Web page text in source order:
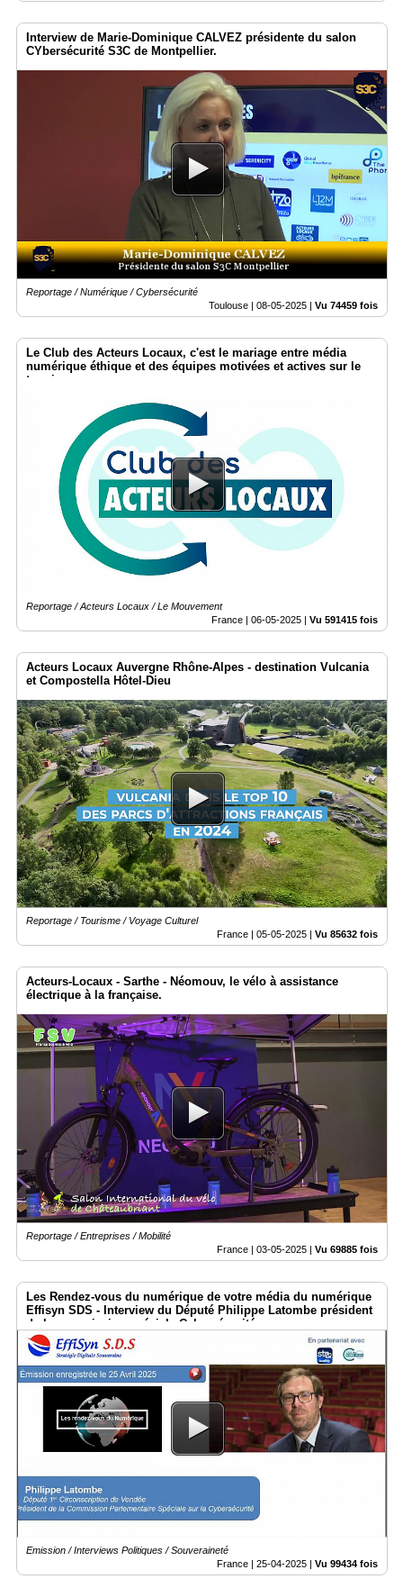
Interview de Marie-Dominique CALVEZ présidente du salon
CYbersécurité S3C de Montpellier.
Reportage / Numérique / Cybersécurité
Toulouse | 08-05-2025 | Vu 74459 fois
Le Club des Acteurs Locaux, c'est le mariage entre média
numérique éthique et des équipes motivées et actives sur le
terrain.
Reportage / Acteurs Locaux / Le Mouvement
France | 06-05-2025 | Vu 591415 fois
Acteurs Locaux Auvergne Rhône-Alpes - destination Vulcania
et Compostella Hôtel-Dieu
Reportage / Tourisme / Voyage Culturel
France | 05-05-2025 Vu 85632 fois
Acteurs-Locaux - Sarthe - Néomouv, le vélo à assistance
électrique à la française.
Reportage / Entreprises / Mobilité
France | 03-05-2025 | Vu 69885 fois
Les Rendez-vous du numérique de votre média du numérique
Effisyn SDS - Interview du Député Philippe Latombe président
de la commission spéciale Cybersécurité.
Emission / Interviews Politiques / Souveraineté
France | 25-04-2025 | Vu 99434 fois